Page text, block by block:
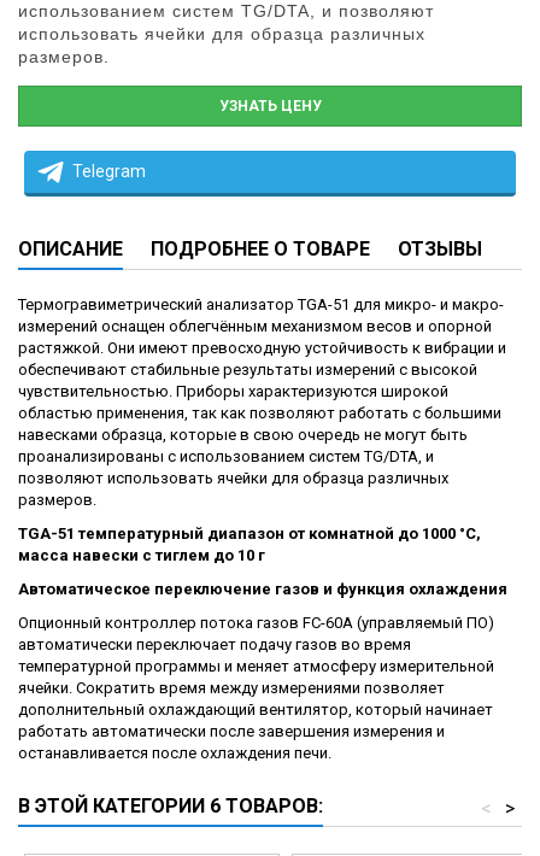
использованием систем TG/DTA, и позволяют
использовать ячейки для образца различных
размеров.
УЗНАТЬ ЦЕНУ
Telegram
ОПИСАНИЕ ПОДРОБНЕЕ О ТОВАРЕ ОТЗЫВЫ
Термогравиметрический анализатор TGA-51 для микро- и макро-
измерений оснащен облегчённым механизмом весов и опорной
растяжкой. Они имеют превосходную устойчивость к вибрации и
обеспечивают стабильные результаты измерений с высокой
чувствительностью. Приборы характеризуются широкой
областью применения, так как позволяют работать с большими
навесками образца, которые в свою очередь не могут быть
проанализированы с использованием систем TG/DTA, и
позволяют использовать ячейки для образца различных
размеров.
TGA-51 температурный диапазон от комнатной до 1000 °C,
масса навески с тиглем до 10 г
Автоматическое переключение газов и функция охлаждения
Опционный контроллер потока газов FC-60А (управляемый ПО)
автоматически переключает подачу газов во время
температурной программы и меняет атмосферу измерительной
ячейки. Сократить время между измерениями позволяет
дополнительный охлаждающий вентилятор, который начинает
работать автоматически после завершения измерения и
останавливается после охлаждения печи.
В ЭТОЙ КАТЕГОРИИ 6 ТОВАРОВ: >
<